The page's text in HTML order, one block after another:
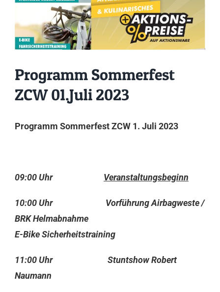
Programm Sommerfest
ZCW 01.Juli 2023
Programm Sommerfest ZCW 1. Juli 2023
09:00 Uhr Veranstaltungsbeginn
10:00 Uhr Vorführung Airbagweste /
BRK Helmabnahme
E-Bike Sicherheitstraining
11:00 Uhr Stuntshow Robert
Naumann